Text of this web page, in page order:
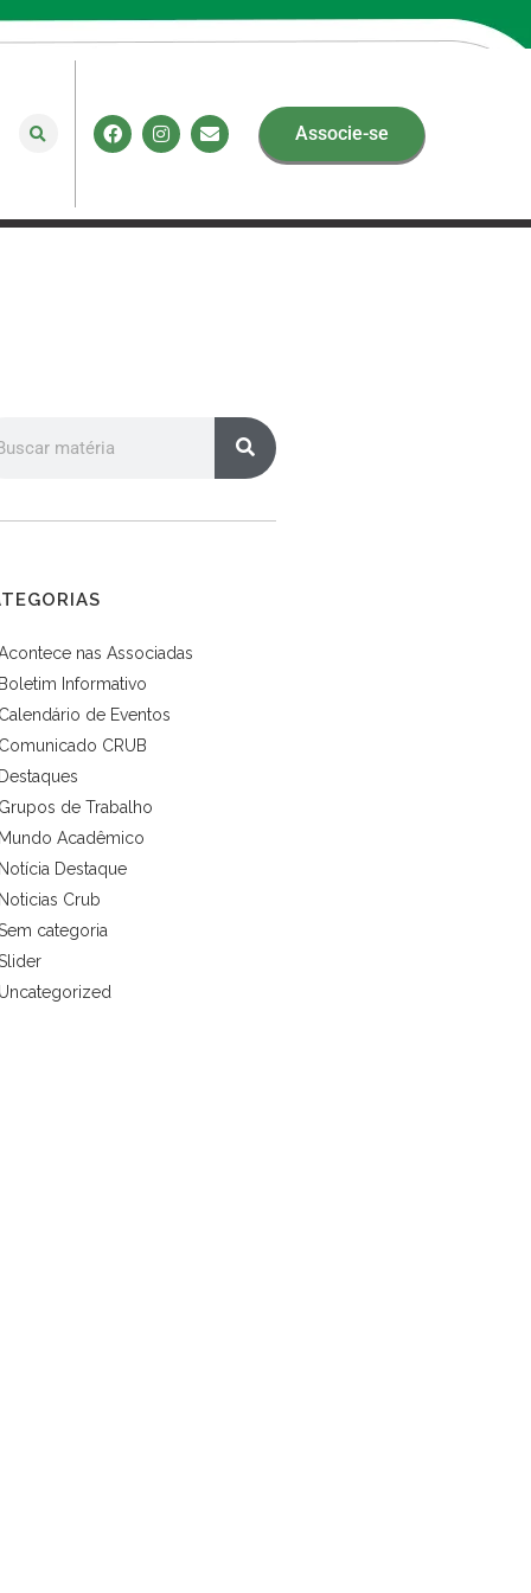
Associe-se
nas Associadas
Boletim Informativo
Calendário de Eventos
Comunicado CRUB
Destaques
Grupos de Trabalho
Mundo Acadêmico
Notícia Destaque
Noticias Crub
categoria
Uncategorized